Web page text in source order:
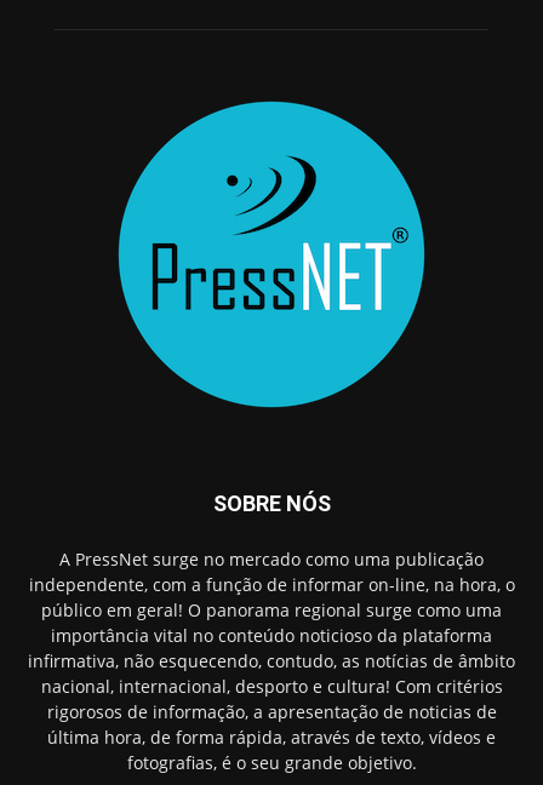
SOBRE NÓS
A PressNet surge no mercado como uma publicação
independente, com a função de informar on-line, na hora, o
público em geral! O panorama regional surge como uma
importância vital no conteúdo noticioso da plataforma
infirmativa, não esquecendo, contudo, as notícias de âmbito
nacional, internacional, desporto e cultura! Com critérios
rigorosos de informação, a apresentação de noticias de
última hora, de forma rápida, através de texto, vídeos e
fotografias, é o seu grande objetivo.